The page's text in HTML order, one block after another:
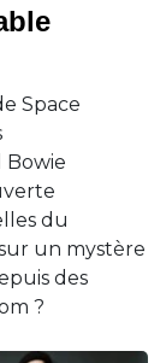
Space
Bowie
du
un mystère
des
?